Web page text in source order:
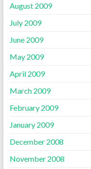
August 2009
July 2009
June 2009
May 2009
April 2009
March 2009
February 2009
January 2009
December 2008
November 2008